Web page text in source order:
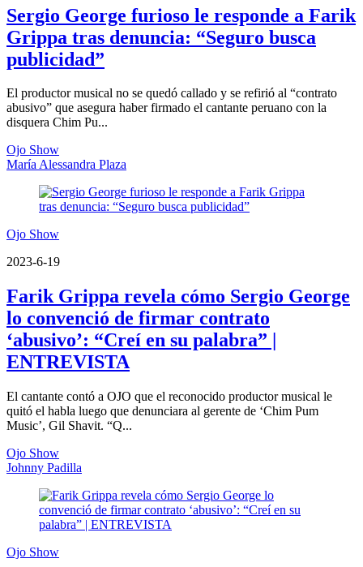
Sergio George furioso le responde a Farik
Grippa tras denuncia: “Seguro busca
publicidad”
El productor musical no se quedó callado y se refirió al “contrato
abusivo” que asegura haber firmado el cantante peruano con la
disquera Chim Pu...
Ojo Show
María Alessandra Plaza
Ojo Show
2023-6-19
Farik Grippa revela cómo Sergio George
lo convenció de firmar contrato
‘abusivo’: “Creí en su palabra” |
ENTREVISTA
El cantante contó a OJO que el reconocido productor musical le
quitó el habla luego que denunciara al gerente de ‘Chim Pum
Music’, Gil Shavit. “Q...
Ojo Show
Johnny Padilla
Ojo Show